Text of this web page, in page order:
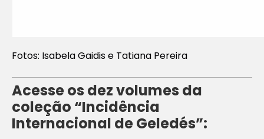
Fotos: Isabela Gaidis e Tatiana Pereira
Acesse os dez volumes da
coleção “Incidência
Internacional de Geledés”: